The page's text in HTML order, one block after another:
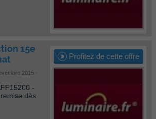
Profitez de cette offre
15e
2015 -
-
dès